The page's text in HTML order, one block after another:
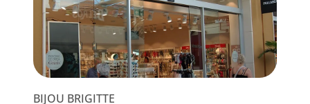
BIJOU BRIGITTE